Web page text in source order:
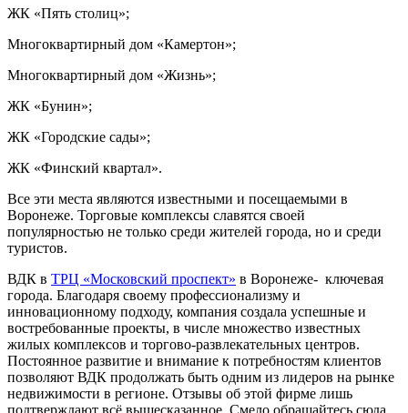
ЖК «Пять столиц»;
Многоквартирный дом «Камертон»;
Многоквартирный дом «Жизнь»;
ЖК «Бунин»;
ЖК «Городские сады»;
ЖК «Финский квартал».
Все эти места являются известными и посещаемыми в
Воронеже. Торговые комплексы славятся своей
популярностью не только среди жителей города, но и среди
туристов.
ВДК в ТРЦ «Московский проспект» в Воронеже- ключевая
города. Благодаря своему профессионализму и
инновационному подходу, компания создала успешные и
востребованные проекты, в числе множество известных
жилых комплексов и торгово-развлекательных центров.
Постоянное развитие и внимание к потребностям клиентов
позволяют ВДК продолжать быть одним из лидеров на рынке
недвижимости в регионе. Отзывы об этой фирме лишь